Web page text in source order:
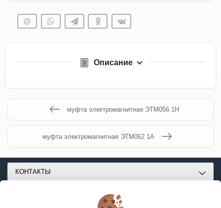
Описание
муфта электромагнитная ЭТМ056 1Н
муфта электромагнитная ЭТМ062 1А
КОНТАКТЫ